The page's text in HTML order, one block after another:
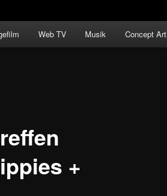
Web TV Musik Concept Art
+